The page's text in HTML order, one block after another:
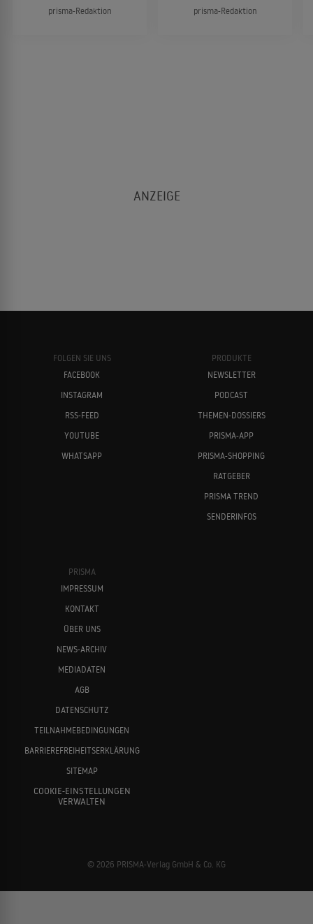
prisma-Redaktion prisma-Redaktion
FOLGEN SIE UNS
FACEBOOK
INSTAGRAM
RSS-FEED
YOUTUBE
WHATSAPP
PRODUKTE
NEWSLETTER
PODCAST
THEMEN-DOSSIERS
PRISMA-APP
PRISMA-SHOPPING
RATGEBER
PRISMA TREND
SENDERINFOS
PRISMA
IMPRESSUM
KONTAKT
ÜBER UNS
NEWS-ARCHIV
MEDIADATEN
AGB
DATENSCHUTZ
TEILNAHMEBEDINGUNGEN
BARRIEREFREIHEITSERKLÄRUNG
SITEMAP
COOKIE-EINSTELLUNGEN
VERWALTEN
© 2026 PRISMA-Verlag GmbH & Co. KG